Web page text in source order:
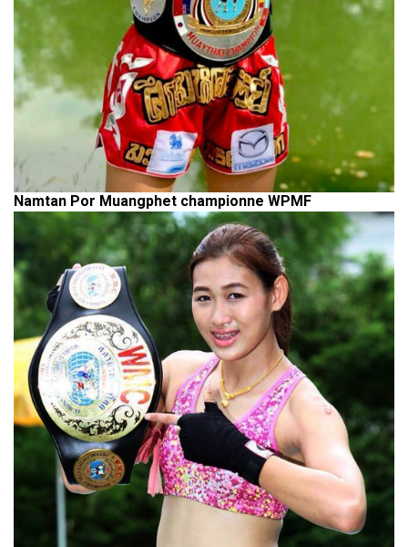
Namtan Por Muangphet championne WPMF